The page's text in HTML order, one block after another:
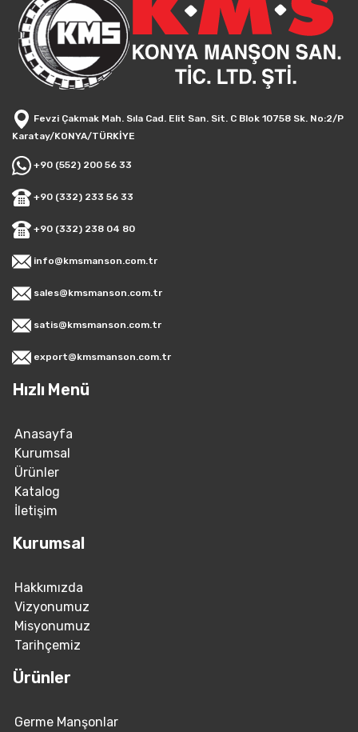
Fevzi Çakmak Mah. Sıla Cad. Elit San. Sit. C Blok 10758 Sk. No:2/P
Karatay/KONYA/TÜRKİYE
+90 (552) 200 56 33
+90 (332) 233 56 33
+90 (332) 238 04 80
info@kmsmanson.com.tr
sales@kmsmanson.com.tr
satis@kmsmanson.com.tr
export@kmsmanson.com.tr
Hızlı Menü
Anasayfa
Kurumsal
Ürünler
Katalog
İletişim
Kurumsal
Hakkımızda
Vizyonumuz
Misyonumuz
Tarihçemiz
Ürünler
Germe Manşonlar